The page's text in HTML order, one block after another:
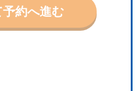
渡契約」といいます。）締
約取消手数料の支払いがあ
申込金を返還するものとし
予約へ進む